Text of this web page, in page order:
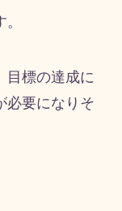
目標の達成に
必要になりそ